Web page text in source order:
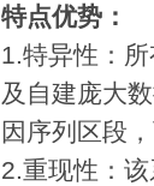
特点优势：
1.特异性：
及自建庞大
因序列区段
2.重现性：